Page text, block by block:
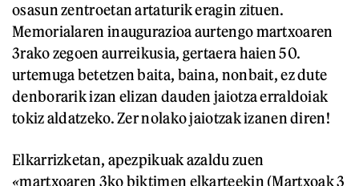
osasun zentroetan artaturik eragin zituen.
Memorialaren inaugurazioa aurtengo martxoaren
3rako zegoen aurreikusia, gertaera haien 50.
urtemuga betetzen baita, baina, nonbait, ez dute
denborarik izan elizan dauden jaiotza erraldoiak
tokiz aldatzeko. Zer nolako jaiotzak izanen diren!
Elkarrizketan, apezpikuak azaldu zuen
«martxoaren 3ko biktimen elkarteekin (Martxoak 3